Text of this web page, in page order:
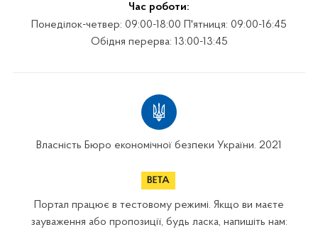
Час роботи:
Понеділок-четвер: 09:00-18:00 П'ятниця: 09:00-16:45
Обідня перерва: 13:00-13:45
Власність Бюро економічної безпеки України. 2021
Портал працює в тестовому режимі. Якщо ви маєте
зауваження або пропозиції, будь ласка, напишіть нам: